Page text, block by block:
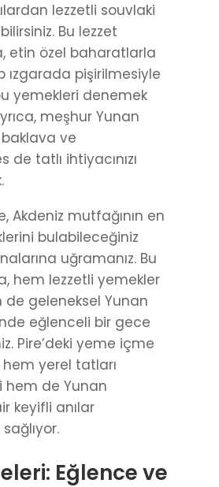
lezzetli souvlaki
Bu lezzet
etin özel baharatlarla
ızgarada pişirilmesiyle
yemekleri denemek
meşhur Yunan
baklava ve
de tatlı ihtiyacınızı
Akdeniz mutfağının en
bulabileceğiniz
uğramanız. Bu
hem lezzetli yemekler
de geleneksel Yunan
eğlenceli bir gece
Pire’deki yeme içme
yerel tatları
hem de Yunan
keyifli anılar
Eğlence ve